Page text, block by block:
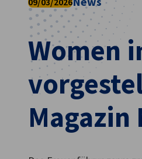
Women
Magazin